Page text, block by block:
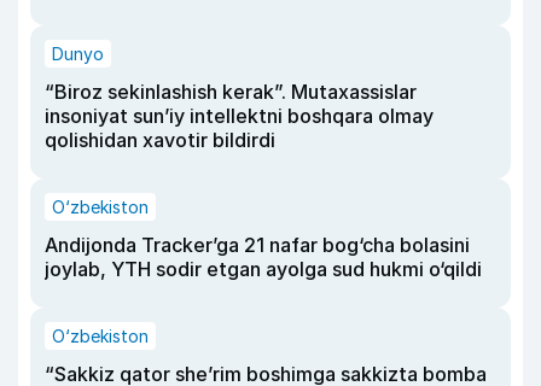
Dunyo
“Biroz sekinlashish kerak”. Mutaxassislar
insoniyat sun’iy intellektni boshqara olmay
qolishidan xavotir bildirdi
O‘zbekiston
Andijonda Tracker’ga 21 nafar bog‘cha bolasini
joylab, YTH sodir etgan ayolga sud hukmi o‘qildi
O‘zbekiston
“Sakkiz qator she’rim boshimga sakkizta bomba